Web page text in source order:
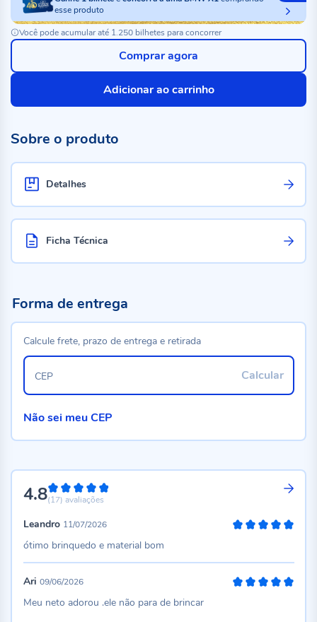
esse produto
Você pode acumular até 1.250 bilhetes para concorrer
Adicionar ao carrinho
Comprar agora
Sobre o produto
Detalhes
Ficha Técnica
4.896%
(17) avaliações
Leandro 11/07/2026
ótimo brinquedo e material bom
Ari 09/06/2026
Meu neto adorou .ele não para de brincar
Forma de entrega
Calcule frete, prazo de entrega e retirada
Calcular
CEP
Não sei meu CEP